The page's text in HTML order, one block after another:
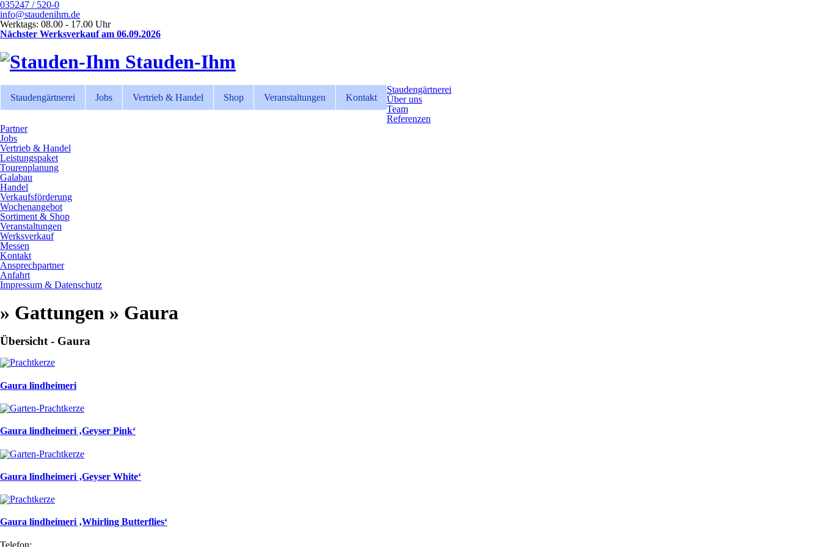
035247 / 520-0
info@staudenihm.de
Werktags: 08.00 - 17.00 Uhr
Nächster Werksverkauf am 06.09.2026
Stauden-Ihm
Staudengärtnerei Jobs Vertrieb & Handel Shop Veranstaltungen Kontakt
Staudengärtnerei
Über uns
Team
Referenzen
Partner
Jobs
Vertrieb & Handel
Leistungspaket
Tourenplanung
Galabau
Handel
Verkaufsförderung
Wochenangebot
Sortiment & Shop
Veranstaltungen
Werksverkauf
Messen
Kontakt
Ansprechpartner
Anfahrt
Impressum & Datenschutz
» Gattungen » Gaura
Übersicht - Gaura
Gaura lindheimeri
Gaura lindheimeri ‚Geyser Pink‘
Gaura lindheimeri ‚Geyser White‘
Gaura lindheimeri ‚Whirling Butterflies‘
Telefon: